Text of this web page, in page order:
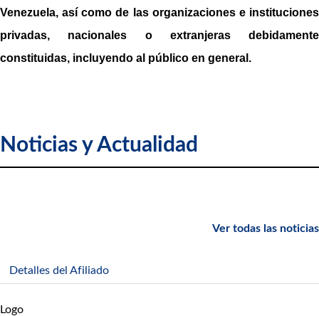
Venezuela, así como de las organizaciones e instituciones
privadas, nacionales o extranjeras debidamente
constituidas, incluyendo al público en general.
Noticias y Actualidad
Ver todas las noticias
Detalles del Afiliado
Logo